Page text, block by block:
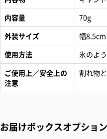
内容量
70g
外装サイズ
幅
使用方法
氷のよ
ご使用上／安全上の
注意
割れ物
お届けボックスオプション